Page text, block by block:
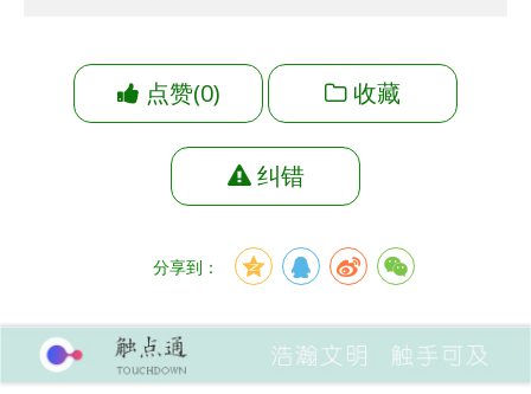
点赞(0) 收藏
纠错
分享到：